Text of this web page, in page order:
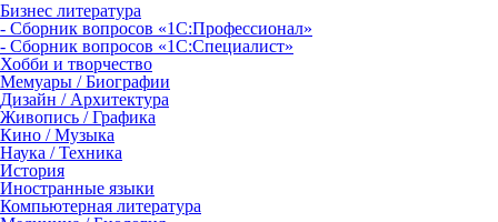
Бизнес литература
- Сборник вопросов «1С:Профессионал»
- Сборник вопросов «1С:Специалист»
Хобби и творчество
Мемуары / Биографии
Дизайн / Архитектура
Живопись / Графика
Кино / Музыка
Наука / Техника
История
Иностранные языки
Компьютерная литература